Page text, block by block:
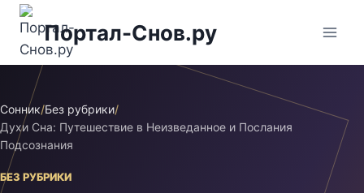
Перейти
содержимому
Портал-Снов.ру
Сонник/Без рубрики/
Духи Сна: Путешествие в Неизведанное и Послания
Подсознания
БЕЗ РУБРИКИ